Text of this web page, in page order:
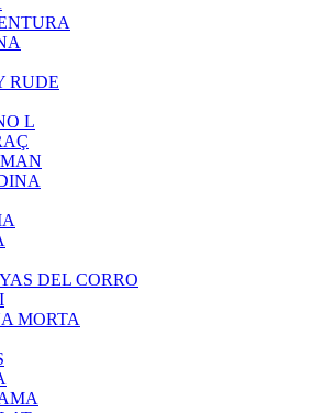
RUDE
L
DEL CORRO
MORTA